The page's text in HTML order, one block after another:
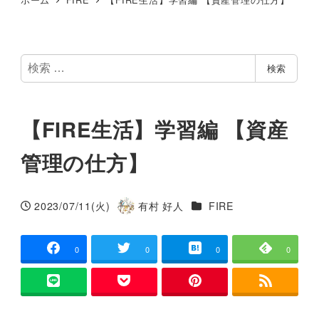
検
索
検索
【FIRE生活】学習編 【資産
管理の仕方】
投稿日
2023/07/11(火)
著
有村 好人 カテゴリー
FIRE
0 0 0 0